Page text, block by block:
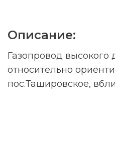
Описание:
Газопровод
относительно
пос.Ташировское,